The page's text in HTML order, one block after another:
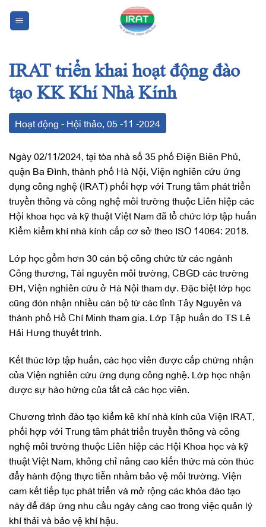
IRAT triển khai hoạt động đào
tạo KK Khí Nhà Kính
Hoạt động - Hội thảo 05-11 -2024
Ngày 02/11/2024, tại tòa nhà số 35 phố Điện Biên Phủ,
quận Ba Đình, thành phố Hà Nội, Viện nghiên cứu ứng
dụng công nghệ (IRAT) phối hợp với Trung tâm phát triển
truyền thông và công nghệ môi trường thuộc Liên hiệp các
Hội khoa học và kỹ thuật Việt Nam đã tổ chức lớp tập huấn
Kiểm kiểm khí nhà kính cấp cơ sở theo ISO 14064: 2018.
Lớp học gổm hơn 30 cán bộ công chức từ các ngành
Công thương, Tài nguyên môi trường, CBGD các trường
ĐH, Viện nghiên cứu ở Hà Nội tham dự. Đặc biệt lớp học
cũng đón nhận nhiều cán bộ từ các tỉnh Tây Nguyên và
thành phố Hồ Chí Minh tham gia. Lớp Tập huấn do TS Lê
Hải Hưng thuyết trình.
Kết thúc lớp tập huấn, các học viên được cấp chứng nhận
của Viện nghiên cứu ứng dụng công nghệ. Lớp học nhận
được sự hào hứng của tất cả các học viên.
Chương trình đào tạo kiểm kê khí nhà kính của Viện IRAT,
phối hợp với Trung tâm phát triển truyền thông và công
nghệ môi trường thuộc Liên hiệp các Hội Khoa học và kỹ
thuật Việt Nam, không chỉ nâng cao kiến thức mà còn thúc
đẩy hành động thực tiễn nhằm bảo vệ môi trường. Viện
cam kết tiếp tục phát triển và mở rộng các khóa đào tạo
này để đáp ứng nhu cầu ngày càng cao trong việc quản lý
khí thải và bảo vệ khí hậu.